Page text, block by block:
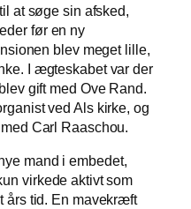
at søge sin afsked,
før en ny
blev meget lille,
I ægteskabet var der
gift med Ove Rand.
ved Als kirke, og
Carl Raaschou.
mand i embedet,
virkede aktivt som
års tid. En mavekræft